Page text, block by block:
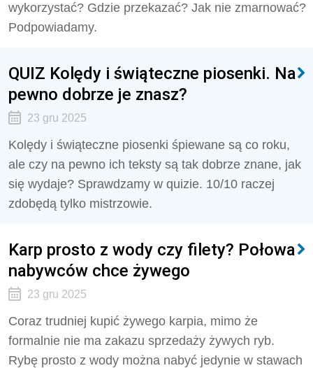
wykorzystać? Gdzie przekazać? Jak nie zmarnować?
Podpowiadamy.
QUIZ Kolędy i świąteczne piosenki. Na
pewno dobrze je znasz?
23 gru 2025
Kolędy i świąteczne piosenki śpiewane są co roku,
ale czy na pewno ich teksty są tak dobrze znane, jak
się wydaje? Sprawdzamy w quizie. 10/10 raczej
zdobędą tylko mistrzowie.
Karp prosto z wody czy filety? Połowa
nabywców chce żywego
23 gru 2025
Coraz trudniej kupić żywego karpia, mimo że
formalnie nie ma zakazu sprzedaży żywych ryb.
Rybę prosto z wody można nabyć jedynie w stawach